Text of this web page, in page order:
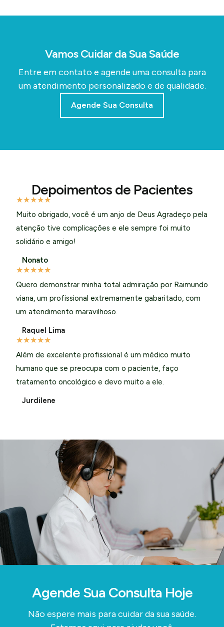
Vamos Cuidar da Sua Saúde
Entre em contato e agende uma consulta para
um atendimento personalizado e de qualidade.
Agende Sua Consulta
Depoimentos de Pacientes
★★★★★
Muito obrigado, você é um anjo de Deus Agradeço pela
atenção tive complicações e ele sempre foi muito
solidário e amigo!
Nonato
★★★★★
Quero demonstrar minha total admiração por Raimundo
viana, um profissional extremamente gabaritado, com
um atendimento maravilhoso.
Raquel Lima
★★★★★
Além de excelente profissional é um médico muito
humano que se preocupa com o paciente, faço
tratamento oncológico e devo muito a ele.
Jurdilene
Agende Sua Consulta Hoje
Não espere mais para cuidar da sua saúde.